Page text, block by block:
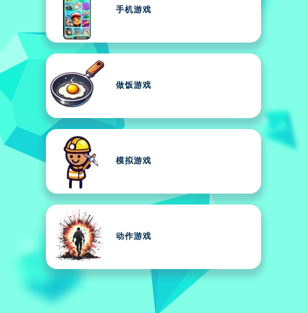
手机游戏
做饭游戏
模拟游戏
动作游戏